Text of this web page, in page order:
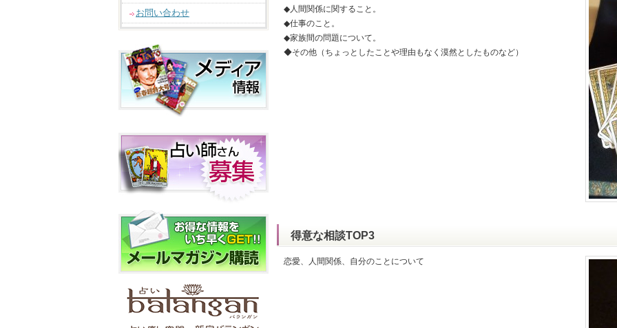
お問い合わせ
◆人間関係に関すること。
◆仕事のこと。
◆家族間の問題について。
◆その他（ちょっとしたことや理由もなく漠然としたものなど）
得意な相談TOP3
恋愛、人間関係、自分のことについて